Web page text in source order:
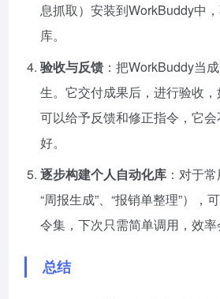
息抓取）安装到WorkBuddy中
库。
验收与反馈 ：把WorkBuddy当
生。它交付成果后，进行验收，
可以给予反馈和修正指令，它
好。
逐步构建个人自动化库 ：对于
“周报生成”、“报销单整理”），
令集，下次只需简单调用，效率
总结